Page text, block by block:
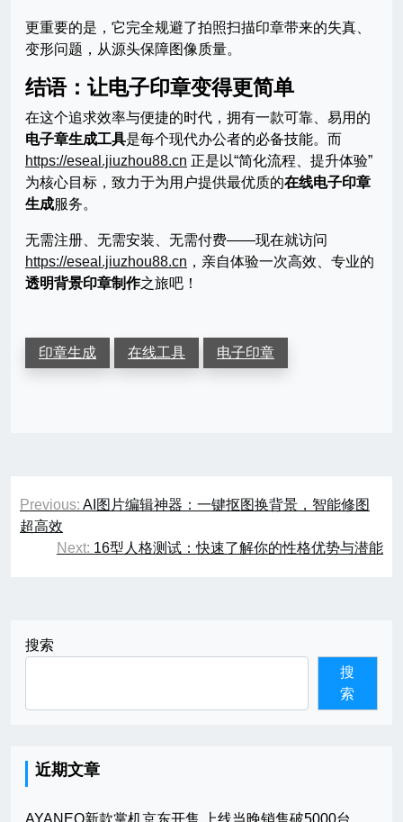
更重要的是，它完全规避了拍照扫描印章带来的失真、
变形问题，从源头保障图像质量。
结语：让电子印章变得更简单
在这个追求效率与便捷的时代，拥有一款可靠、易用的
电子章生成工具是每个现代办公者的必备技能。而
https://eseal.jiuzhou88.cn 正是以“简化流程、提升体验”
为核心目标，致力于为用户提供最优质的在线电子印章
生成服务。
无需注册、无需安装、无需付费——现在就访问
https://eseal.jiuzhou88.cn ，亲自体验一次高效、专业的
透明背景印章制作之旅吧！
印章生成 在线工具 电子印章
文
章
Previous: AI图片编辑神器：一键抠图换背景，智能修图
超高效
Next: 16型人格测试：快速了解你的性格优势与潜能
搜索
搜
索
近期文章
AYANEO新款掌机京东开售 上线当晚销售破5000台